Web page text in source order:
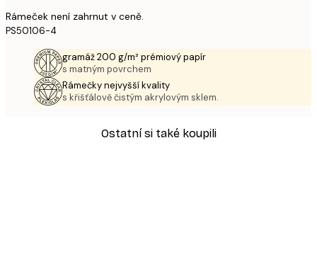
Rámeček není zahrnut v ceně.
PS50106-4
gramáž 200 g/m² prémiový papír
s matným povrchem
Rámečky nejvyšší kvality
s křišťálově čistým akrylovým sklem.
Ostatní si také koupili